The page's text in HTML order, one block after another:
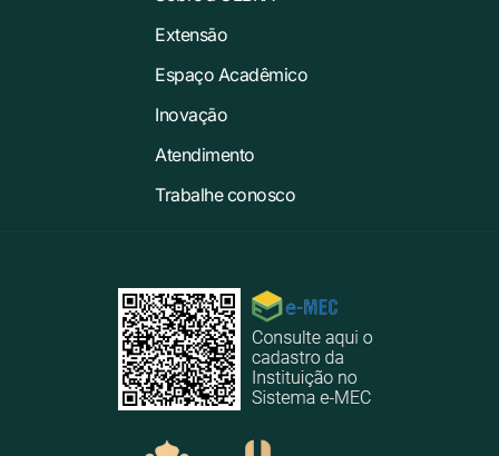
Extensão
Espaço Acadêmico
Inovação
Atendimento
Trabalhe conosco